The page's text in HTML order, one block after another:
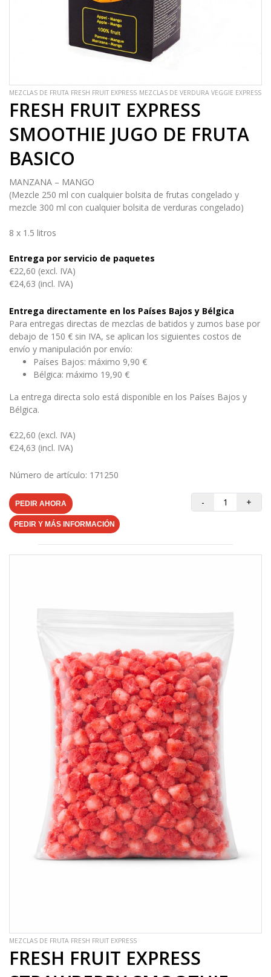
MEZCLAS DE FRUTA FRESH FRUIT EXPRESS MEZCLAS DE VERDURA VEGGIE EXPRESS
FRESH FRUIT EXPRESS
SMOOTHIE JUGO DE FRUTA
BASICO
MANZANA – MANGO
(Mezcle 250 ml con cualquier bolsita de frutas congelado y
mezcle 300 ml con cualquier bolsita de verduras congelado)
8 x 1.5 litros
Entrega por servicio de paquetes
€22,60 (excl. IVA)
€24,63 (incl. IVA)
Entrega directamente en los Países Bajos y Bélgica
Para entregas directas de mezclas de batidos y zumos base por
debajo de 150 € sin IVA, se aplican los siguientes costos de
envío y manipulación por envío:
Países Bajos: máximo 9,90 €
Bélgica: máximo 19,90 €
La entrega directa solo está disponible en los Países Bajos y
Bélgica.
€22,60 (excl. IVA)
€24,63 (incl. IVA)
Número de artículo: 171250
PEDIR AHORA - +
PEDIR Y MÁS INFORMACIÓN
MEZCLAS DE FRUTA FRESH FRUIT EXPRESS
FRESH FRUIT EXPRESS